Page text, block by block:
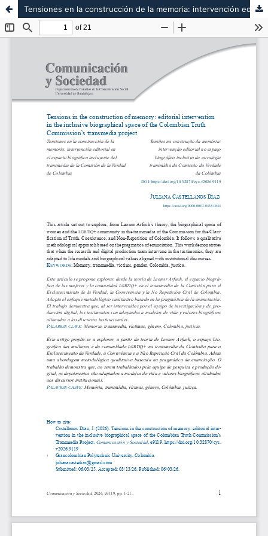
Tensiones en la construcción de la memoria: intervención editorial en el espacio biográfico incluyente del transmedia de la Comisión de la Verdad de Colombia